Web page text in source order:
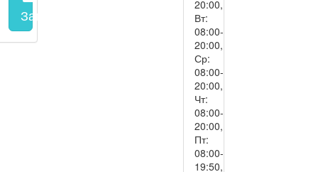
Запись на прием заполнить форму онлайн
20:00,
Вт:
08:00-
20:00,
Ср:
08:00-
20:00,
Чт:
08:00-
20:00,
Пт:
08:00-
19:50,